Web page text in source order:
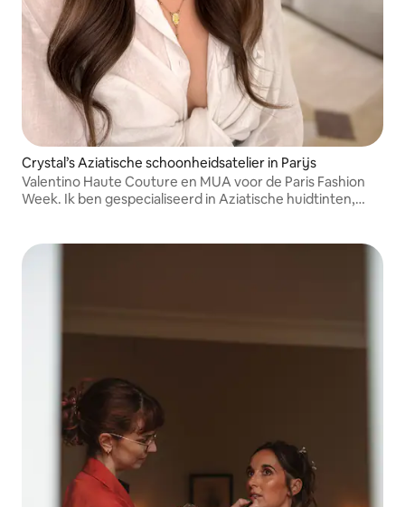
Crystal’s Aziatische schoonheidsatelier in Parijs
Valentino Haute Couture en MUA voor de Paris Fashion
Week. Ik ben gespecialiseerd in Aziatische huidtinten,